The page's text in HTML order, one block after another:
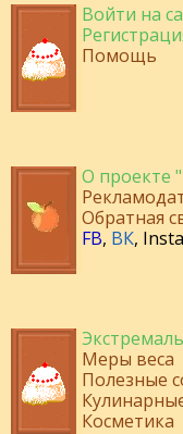
Войти на
Помощь
О проекте
Обратная
FB, ВК,
Меры веса
Полезные
Косметика